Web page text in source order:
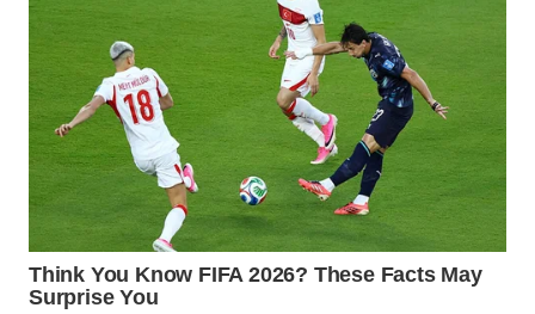
WAHANA
TV
WAHANANEWS
ID
WAHANANEWS
CO ID